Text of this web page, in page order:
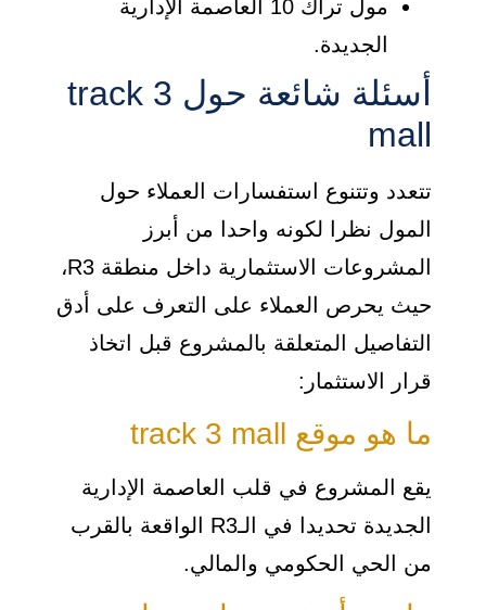
مول تراك 10 العاصمة الإدارية
الجديدة.
أسئلة شائعة حول track 3
mall
تتعدد وتتنوع استفسارات العملاء حول
المول نظرا لكونه واحدا من أبرز
المشروعات الاستثمارية داخل منطقة R3،
حيث يحرص العملاء على التعرف على أدق
التفاصيل المتعلقة بالمشروع قبل اتخاذ
قرار الاستثمار:
ما هو موقع track 3 mall
يقع المشروع في قلب العاصمة الإدارية
الجديدة تحديدا في الـR3 الواقعة بالقرب
من الحي الحكومي والمالي.